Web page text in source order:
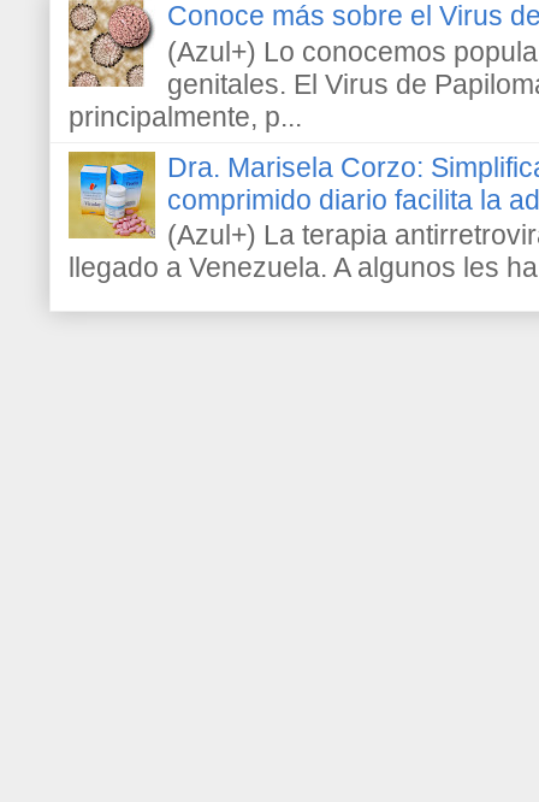
Conoce más sobre el Virus
(Azul+) Lo conocemos
genitales. El Virus de
principalmente, p...
Dra. Marisela Corzo:
comprimido diario facilita la
(Azul+) La terapia
llegado a Venezuela. A algunos les